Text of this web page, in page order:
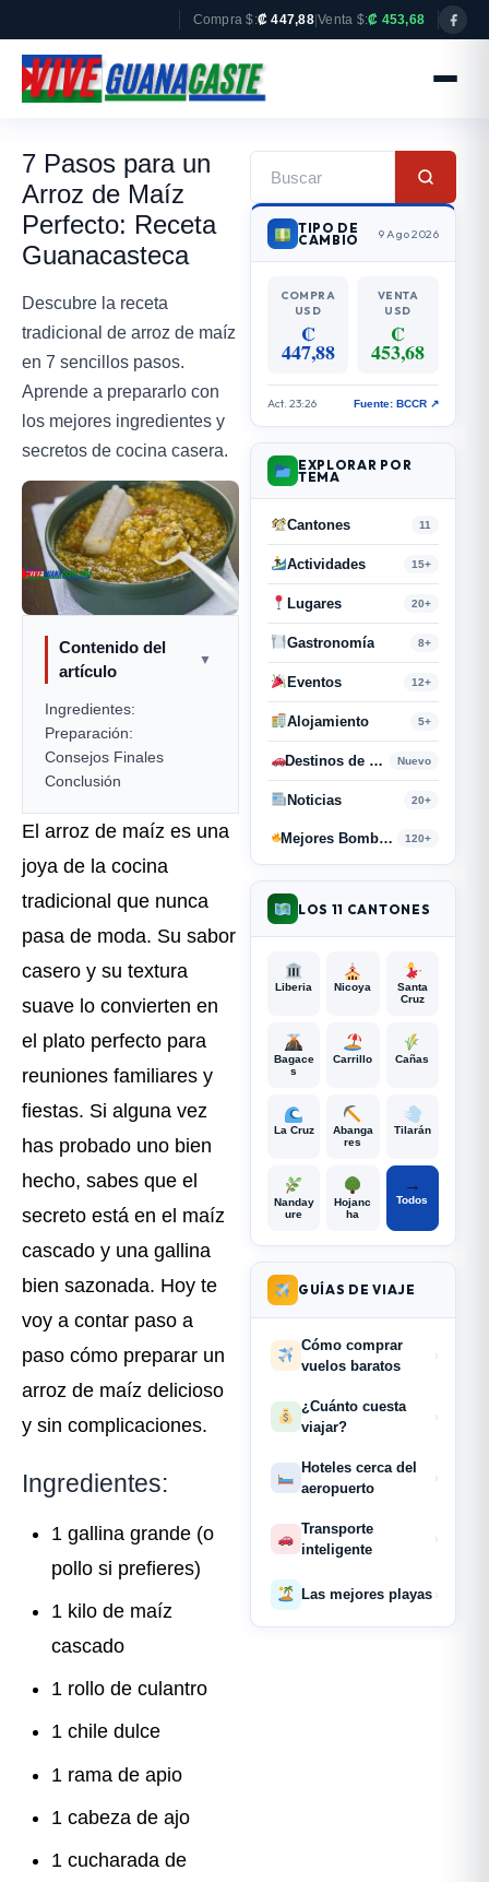
Compra $:₡ 447,88| Venta $:₡ 453,68
7 Pasos para un
Arroz de Maíz
Perfecto: Receta
Guanacasteca
Descubre la receta
tradicional de arroz de maíz
en 7 sencillos pasos.
Aprende a prepararlo con
los mejores ingredientes y
secretos de cocina casera.
Contenido del
artículo
▼
Ingredientes:
Preparación:
Consejos Finales
Conclusión
El arroz de maíz es una
joya de la cocina
tradicional que nunca
pasa de moda. Su sabor
casero y su textura
suave lo convierten en
el plato perfecto para
reuniones familiares y
fiestas. Si alguna vez
has probado uno bien
hecho, sabes que el
secreto está en el maíz
cascado y una gallina
bien sazonada. Hoy te
voy a contar paso a
paso cómo preparar un
arroz de maíz delicioso
y sin complicaciones.
Ingredientes:
1 gallina grande (o
pollo si prefieres)
1 kilo de maíz
cascado
1 rollo de culantro
1 chile dulce
1 rama de apio
1 cabeza de ajo
1 cucharada de
TIPO DE
CAMBIO 9 Ago 2026
COMPRA
USD
₡
447,88
VENTA
USD
₡
453,68
Act. 23:26 Fuente: BCCR ↗
EXPLORAR POR
TEMA
Cantones 11
Actividades 15+
Lugares 20+
Gastronomía 8+
Eventos 12+
Alojamiento 5+
Destinos de Paso Nuevo
Noticias 20+
Mejores Bombas y Retahílas 120+
LOS 11 CANTONES
Liberia Nicoya
Santa
Cruz
Bagace
s
Carrillo Cañas
La Cruz
Abanga
res
Tilarán
Nanday
ure
Hojanc
ha
→
Todos
GUÍAS DE VIAJE
Cómo comprar
vuelos baratos
›
¿Cuánto cuesta
viajar?
›
Hoteles cerca del
aeropuerto
›
Transporte
inteligente
›
Las mejores playas ›